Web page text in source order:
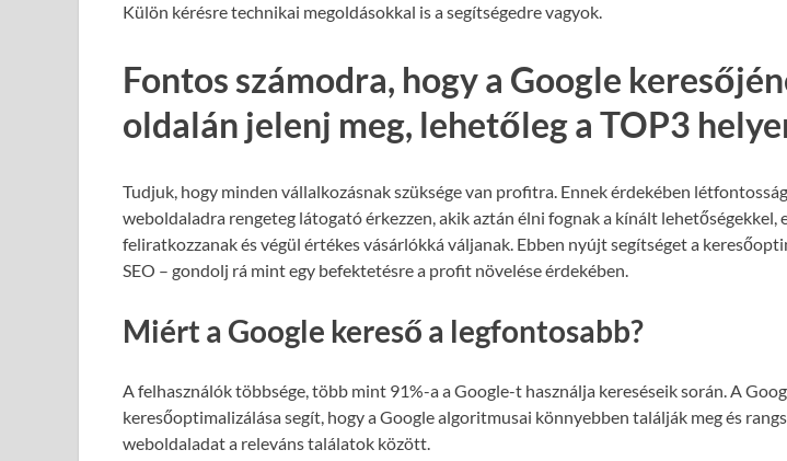
Külön kérésre technikai megoldásokkal is a segítségedre vagyok.
Fontos számodra, hogy a Google
oldalán jelenj meg, lehetőleg a TOP3
Tudjuk, hogy minden vállalkozásnak szüksége van profitra. Ennek érdekében
weboldaladra rengeteg látogató érkezzen, akik aztán élni fognak a kínált lehetőségekkel,
feliratkozzanak és végül értékes vásárlókká váljanak. Ebben nyújt segítséget a
SEO – gondolj rá mint egy befektetésre a profit növelése érdekében.
Miért a Google kereső a legfontosabb?
A felhasználók többsége, több mint 91%-a a Google-t használja kereséseik során. A
keresőoptimalizálása segít, hogy a Google algoritmusai könnyebben találják meg és
weboldaladat a releváns találatok között.